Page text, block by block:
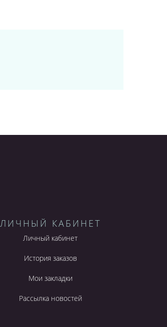
ЛИЧНЫЙ КАБИНЕТ
Личный кабинет
История заказов
Мои закладки
Рассылка новостей